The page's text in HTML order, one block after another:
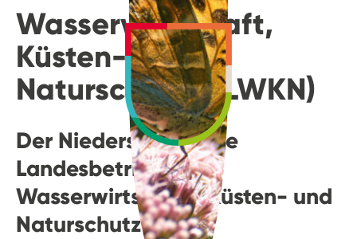
Wasserwirtschaft,
Küsten- und
Naturschutz (NLWKN)
Der Niedersächsische
Landesbetrieb für
Wasserwirtschaft, Küsten- und
Naturschutz